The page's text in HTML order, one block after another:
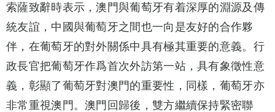
索薩致辭時表示，澳門與葡萄牙有着深厚的淵源及傳
統友誼，中國與葡萄牙之間也一向是友好的合作夥
伴，在葡萄牙的對外關係中具有極其重要的意義。行
政長官把葡萄牙作爲首次外訪第一站，具有象徵性意
義，彰顯了葡萄牙對澳門的重要性，同樣，葡萄牙亦
非常重視澳門。澳門回歸後，雙方繼續保持緊密聯